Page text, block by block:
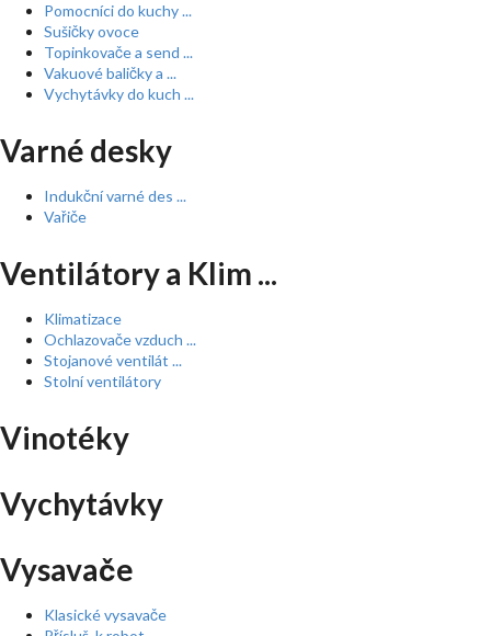
Pomocníci do kuchy ...
Sušičky ovoce
Topinkovače a send ...
Vakuové baličky a ...
Vychytávky do kuch ...
Varné desky
Indukční varné des ...
Vařiče
Ventilátory a Klim ...
Klimatizace
Ochlazovače vzduch ...
Stojanové ventilát ...
Stolní ventilátory
Vinotéky
Vychytávky
Vysavače
Klasické vysavače